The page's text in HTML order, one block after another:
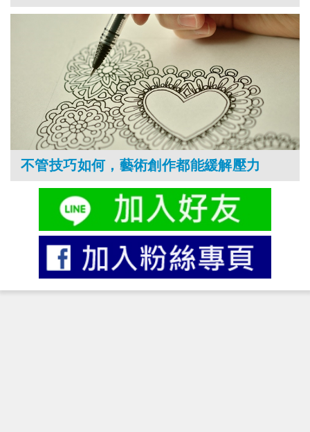
不管技巧如何，藝術創作都能緩解壓力